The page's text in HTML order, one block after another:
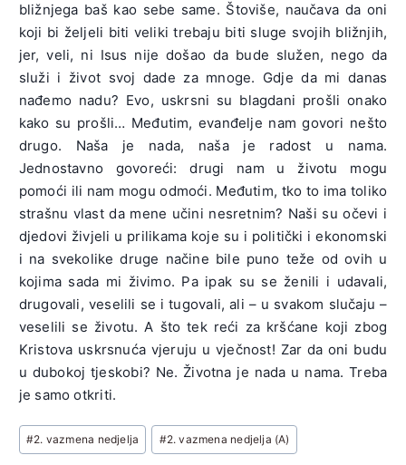
bližnjega baš kao sebe same. Štoviše, naučava da oni
koji bi željeli biti veliki trebaju biti sluge svojih bližnjih,
jer, veli, ni Isus nije došao da bude služen, nego da
služi i život svoj dade za mnoge. Gdje da mi danas
nađemo nadu? Evo, uskrsni su blagdani prošli onako
kako su prošli… Međutim, evanđelje nam govori nešto
drugo. Naša je nada, naša je radost u nama.
Jednostavno govoreći: drugi nam u životu mogu
pomoći ili nam mogu odmoći. Međutim, tko to ima toliko
strašnu vlast da mene učini nesretnim? Naši su očevi i
djedovi živjeli u prilikama koje su i politički i ekonomski
i na svekolike druge načine bile puno teže od ovih u
kojima sada mi živimo. Pa ipak su se ženili i udavali,
drugovali, veselili se i tugovali, ali – u svakom slučaju –
veselili se životu. A što tek reći za kršćane koji zbog
Kristova uskrsnuća vjeruju u vječnost! Zar da oni budu
u dubokoj tjeskobi? Ne. Životna je nada u nama. Treba
je samo otkriti.
Post
Tags:
#2. vazmena nedjelja #2. vazmena nedjelja (A)